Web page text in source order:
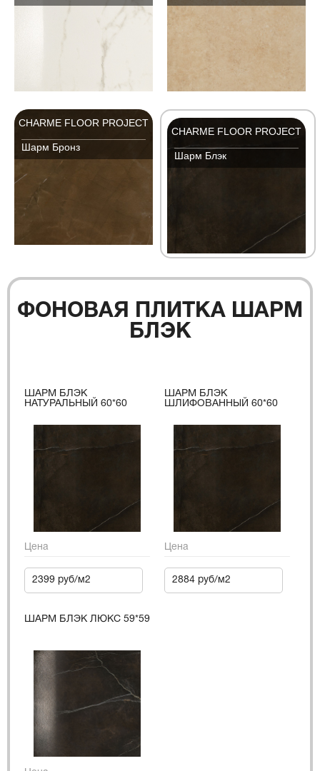
CHARME FLOOR PROJECT
Шарм Бронз
CHARME FLOOR PROJECT
Шарм Блэк
ФОНОВАЯ ПЛИТКА ШАРМ
БЛЭК
ШАРМ БЛЭК
НАТУРАЛЬНЫЙ 60*60
Цена
2399 руб/м2
ШАРМ БЛЭК
ШЛИФОВАННЫЙ 60*60
Цена
2884 руб/м2
ШАРМ БЛЭК ЛЮКС 59*59